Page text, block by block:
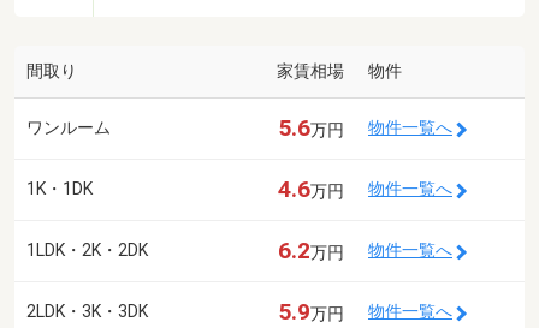
間取り 家賃相場 物件
ワンルーム 5.6万円 物件一覧へ
1K・1DK 4.6万円 物件一覧へ
1LDK・2K・2DK 6.2万円 物件一覧へ
2LDK・3K・3DK 5.9万円 物件一覧へ